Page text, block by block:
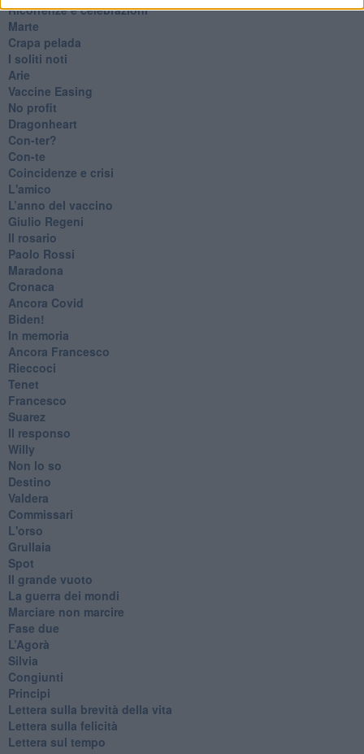
​Ricorrenze e celebrazioni
Marte
​Crapa pelada
​I soliti noti
Arie
​Vaccine Easing
No profit
Dragonheart
Con-ter?
​Con-te
Coincidenze e crisi
L'amico
​L’anno del vaccino
Giulio Regeni
​Il rosario
Paolo Rossi
Maradona
Cronaca
​Ancora Covid
​Biden!
In memoria
​Ancora Francesco
Rieccoci
Tenet
Francesco
Suarez
​Il responso
Willy
Non lo so
Destino
Valdera
Commissari
L'orso
Grullaia
Spot
​Il grande vuoto
​La guerra dei mondi
Marciare non marcire
Fase due
L’Agorà
Silvia
Congiunti
Principi
​Lettera sulla brevità della vita
​Lettera sulla felicità
​Lettera sul tempo